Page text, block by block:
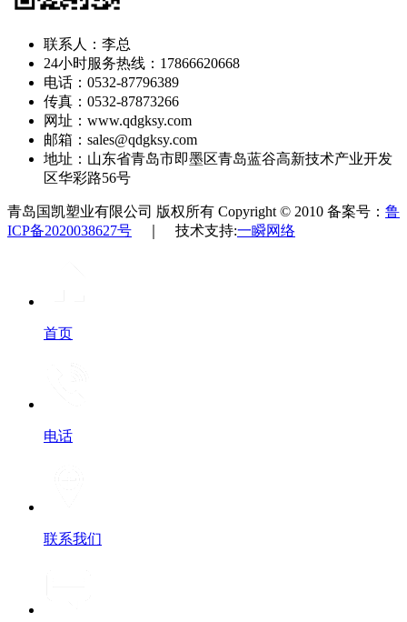
联系人：李总
24小时服务热线：17866620668
电话：0532-87796389
传真：0532-87873266
网址：www.qdgksy.com
邮箱：sales@qdgksy.com
地址：山东省青岛市即墨区青岛蓝谷高新技术产业开发
区华彩路56号
青岛国凯塑业有限公司 版权所有 Copyright © 2010 备案号： 鲁
ICP备2020038627号 ｜ 技术支持:一瞬网络
首页
电话
联系我们